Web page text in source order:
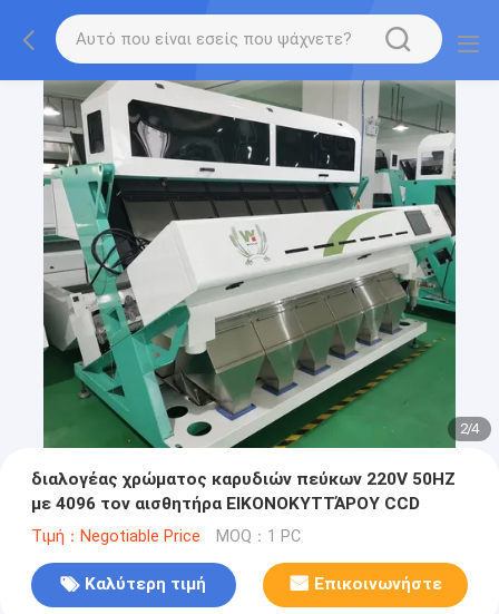
2/4
διαλογέας χρώματος καρυδιών πεύκων 220V 50HZ
με 4096 τον αισθητήρα ΕΙΚΟΝΟΚΥΤΤΆΡΟΥ CCD
Τιμή：Negotiable Price MOQ：1 PC
Καλύτερη τιμή Επικοινωνήστε